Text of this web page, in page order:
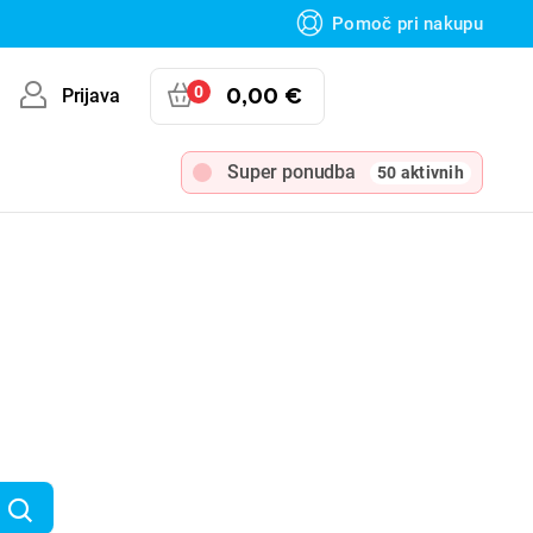
Pomoč pri nakupu
Prijava 0 0,00 €
Super ponudba 50 aktivnih